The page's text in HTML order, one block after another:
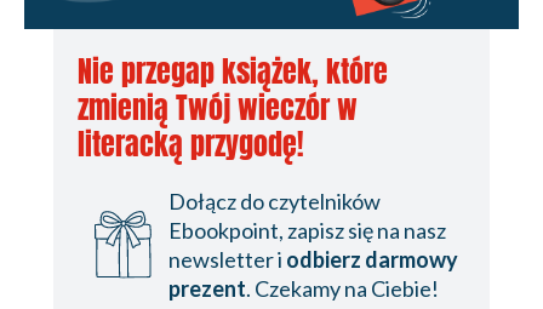
Nie przegap książek, które
zmienią Twój wieczór w
literacką przygodę!
Dołącz do czytelników
Ebookpoint, zapisz się na nasz
newsletter i odbierz darmowy
prezent. Czekamy na Ciebie!